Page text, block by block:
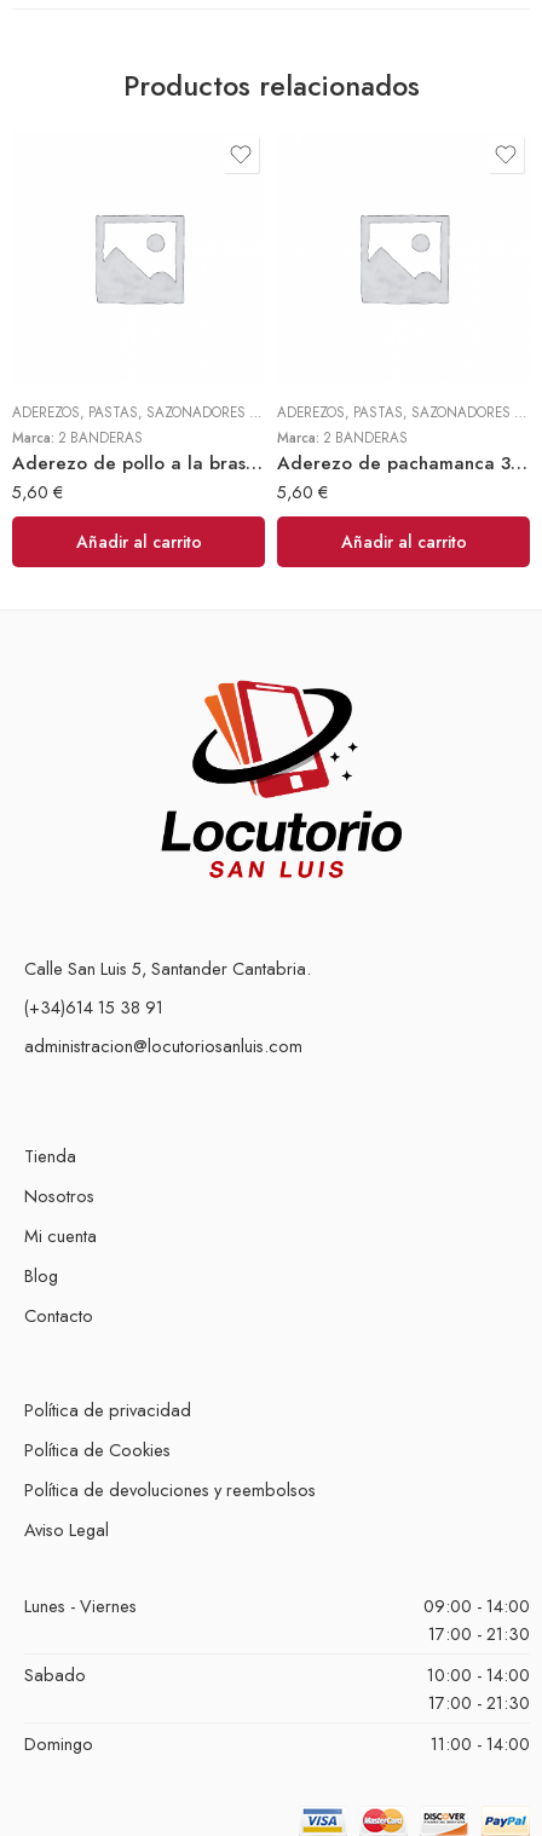
Productos relacionados
ADEREZOS, PASTAS, SAZONADORES Y CONDIMENTOS ,TODOS
Marca: 2 BANDERAS
Aderezo de pollo a la brasa 300gr (2 Banderas)
5,60 €
Añadir al carrito
ADEREZOS, PASTAS, SAZONADORES Y CONDIMENTOS
Marca: 2 BANDERAS
Aderezo de pachamanca 300gr (2 Banderas)
5,60 €
Añadir al carrito
Calle San Luis 5, Santander Cantabria.
(+34)614 15 38 91
administracion@locutoriosanluis.com
Tienda
Nosotros
Mi cuenta
Blog
Contacto
Política de privacidad
Política de Cookies
Política de devoluciones y reembolsos
Aviso Legal
Lunes - Viernes
09:00 - 14:00
17:00 - 21:30
Sabado
10:00 - 14:00
17:00 - 21:30
Domingo
11:00 - 14:00